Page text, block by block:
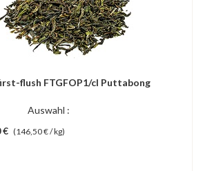
flush FTGFOP1/cl Puttabong
Auswahl :
€ (146,50 € / kg)